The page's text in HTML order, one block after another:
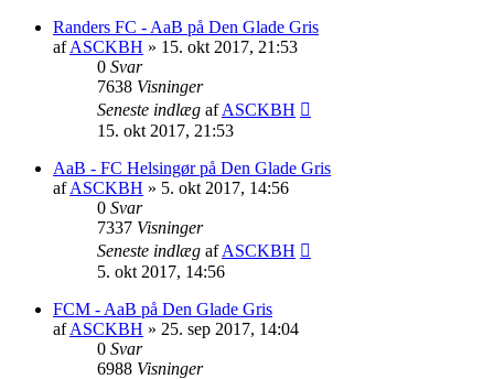
Randers FC - AaB på Den Glade Gris
afASCKBH » 15. okt 2017, 21:53
0 Svar
7638 Visninger
Seneste indlæg afASCKBH
15. okt 2017, 21:53
AaB - FC Helsingør på Den Glade Gris
afASCKBH » 5. okt 2017, 14:56
0 Svar
7337 Visninger
Seneste indlæg afASCKBH
5. okt 2017, 14:56
FCM - AaB på Den Glade Gris
afASCKBH » 25. sep 2017, 14:04
0 Svar
6988 Visninger